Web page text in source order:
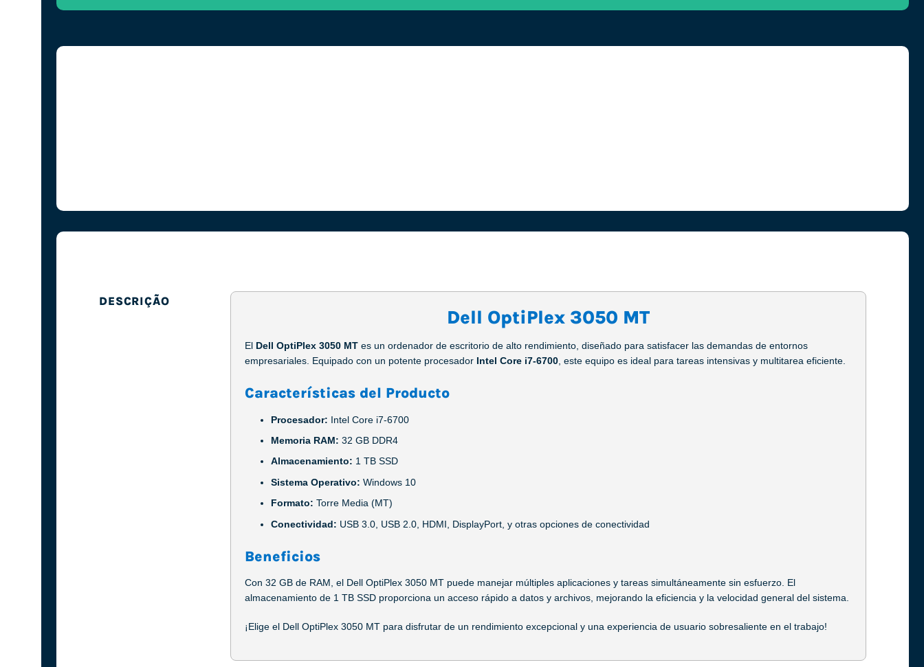
DESCRIÇÃO
Dell OptiPlex 3050 MT
El Dell OptiPlex 3050 MT es un ordenador de escritorio de alto rendimiento, diseñado para satisfacer las demandas de entornos
empresariales. Equipado con un potente procesador Intel Core i7-6700 , este equipo es ideal para tareas intensivas y multitarea eficiente.
Características del Producto
Procesador: Intel Core i7-6700
Memoria RAM: 32 GB DDR4
Almacenamiento: 1 TB SSD
Sistema Operativo: Windows 10
Formato: Torre Media (MT)
Conectividad: USB 3.0, USB 2.0, HDMI, DisplayPort, y otras opciones de conectividad
Beneficios
Con 32 GB de RAM, el Dell OptiPlex 3050 MT puede manejar múltiples aplicaciones y tareas simultáneamente sin esfuerzo. El
almacenamiento de 1 TB SSD proporciona un acceso rápido a datos y archivos, mejorando la eficiencia y la velocidad general del sistema.
¡Elige el Dell OptiPlex 3050 MT para disfrutar de un rendimiento excepcional y una experiencia de usuario sobresaliente en el trabajo!